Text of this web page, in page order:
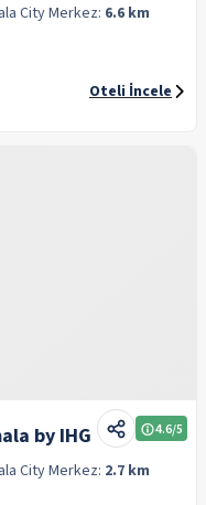
CityMerkez: 6.6 km
Oteli İncele
by IHG 4.6/5
CityMerkez: 2.7 km